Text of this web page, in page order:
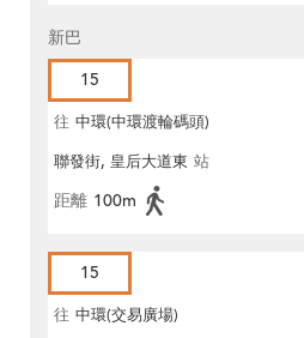
新巴
15
往 中環(中環渡輪碼頭)
聯發街, 皇后大道東 站
距離 100m
15
往 中環(交易廣場)